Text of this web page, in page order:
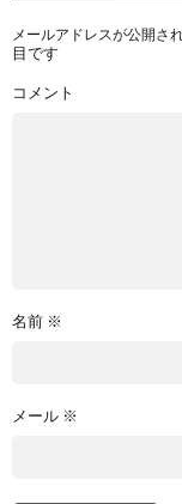
メールアドレスが公開さ
目です
コメント
名前 ※
メール ※